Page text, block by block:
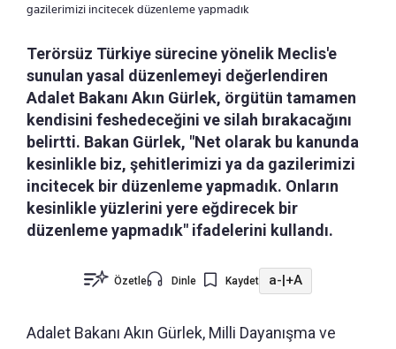
gazilerimizi incitecek düzenleme yapmadık
Terörsüz Türkiye sürecine yönelik Meclis'e
sunulan yasal düzenlemeyi değerlendiren
Adalet Bakanı Akın Gürlek, örgütün tamamen
kendisini feshedeceğini ve silah bırakacağını
belirtti. Bakan Gürlek, "Net olarak bu kanunda
kesinlikle biz, şehitlerimizi ya da gazilerimizi
incitecek bir düzenleme yapmadık. Onların
kesinlikle yüzlerini yere eğdirecek bir
düzenleme yapmadık" ifadelerini kullandı.
Özetle Dinle Kaydet a- +A
Adalet Bakanı Akın Gürlek, Milli Dayanışma ve